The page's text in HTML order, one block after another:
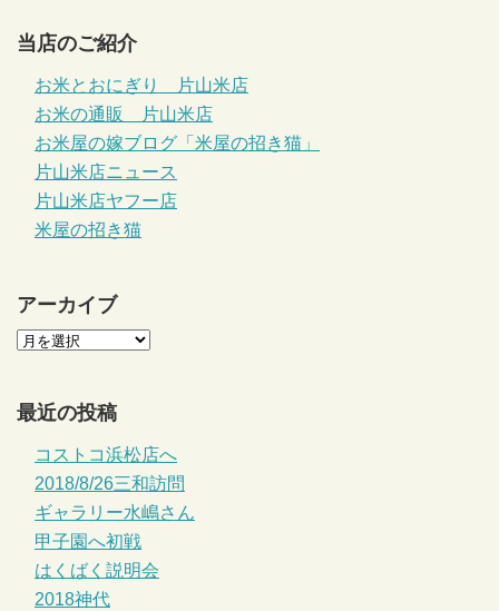
当店のご紹介
お米とおにぎり 片山米店
お米の通販 片山米店
お米屋の嫁ブログ「米屋の招き猫」
片山米店ニュース
片山米店ヤフー店
米屋の招き猫
アーカイブ
最近の投稿
コストコ浜松店へ
2018/8/26三和訪問
ギャラリー水嶋さん
甲子園へ初戦
はくばく説明会
2018神代